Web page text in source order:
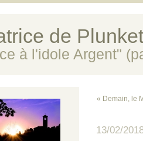
de
à l'idole Argent"
« Demain, le
13/02/